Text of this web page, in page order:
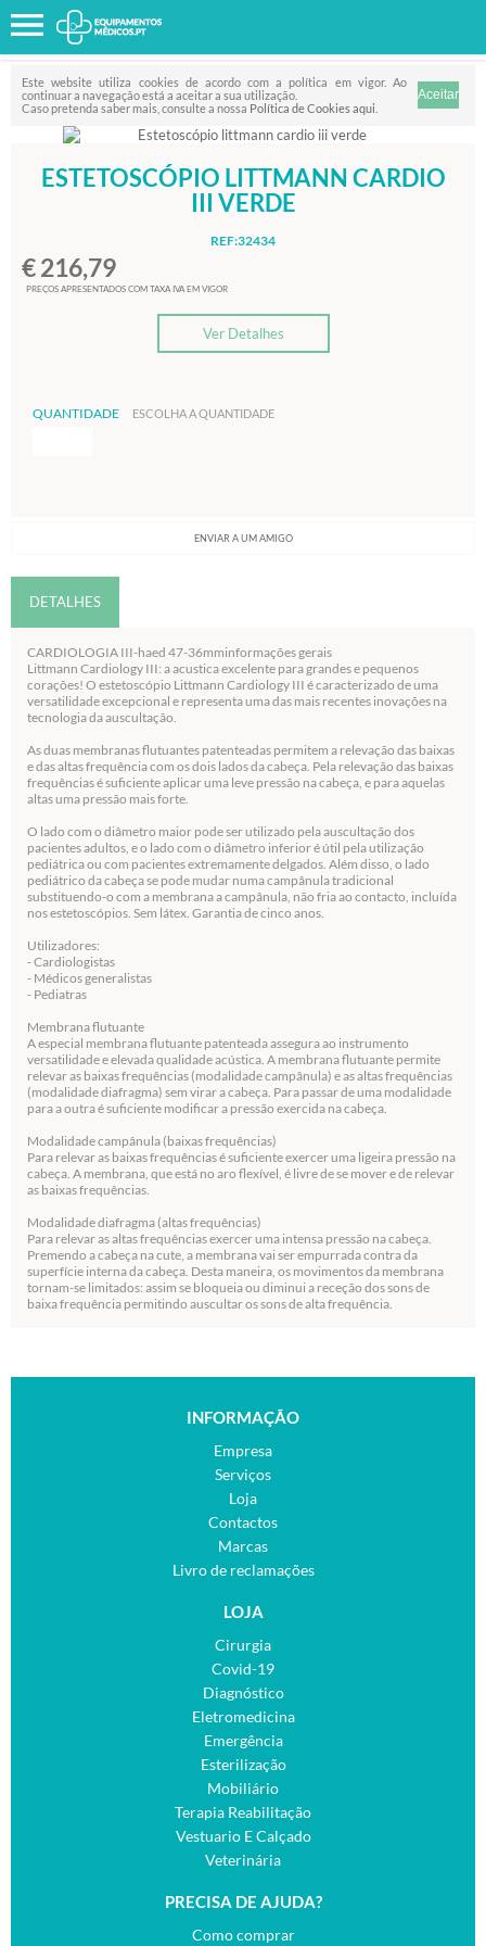
Este website utiliza cookies de acordo com a política em vigor. Ao
continuar a navegação está a aceitar a sua utilização.
Caso pretenda saber mais, consulte a nossa Política de Cookies aqui
ESTETOSCÓPIO LITTMANN CARDIO
III VERDE
REF:32434
€ 216,79
PREÇOS APRESENTADOS COM TAXA IVA EM VIGOR
Ver Detalhes
QUANTIDADE ESCOLHA A QUANTIDADE
ENVIAR A UM AMIGO
DETALHES
CARDIOLOGIA III-haed 47-36mminformações gerais
Littmann Cardiology III: a acustica excelente para grandes e pequenos
corações! O estetoscópio Littmann Cardiology III é caracterizado de uma
versatilidade excepcional e representa uma das mais recentes inovações na
tecnologia da auscultação.
As duas membranas flutuantes patenteadas permitem a relevação das baixas
e das altas frequência com os dois lados da cabeça. Pela relevação das baixas
frequências é suficiente aplicar uma leve pressão na cabeça, e para aquelas
altas uma pressão mais forte.
O lado com o diâmetro maior pode ser utilizado pela auscultação dos
pacientes adultos, e o lado com o diâmetro inferior é útil pela utilização
pediátrica ou com pacientes extremamente delgados. Além disso, o lado
pediátrico da cabeça se pode mudar numa campânula tradicional
substituendo-o com a membrana a campânula, não fria ao contacto, incluída
nos estetoscópios. Sem látex. Garantia de cinco anos.
Utilizadores:
- Cardiologistas
- Médicos generalistas
- Pediatras
Membrana flutuante
A especial membrana flutuante patenteada assegura ao instrumento
versatilidade e elevada qualidade acústica. A membrana flutuante permite
relevar as baixas frequências (modalidade campânula) e as altas frequências
(modalidade diafragma) sem virar a cabeça. Para passar de uma modalidade
para a outra é suficiente modificar a pressão exercida na cabeça.
Modalidade campânula (baixas frequências)
Para relevar as baixas frequências é suficiente exercer uma ligeira pressão na
cabeça. A membrana, que está no aro flexível, é livre de se mover e de relevar
as baixas frequências.
Modalidade diafragma (altas frequências)
Para relevar as altas frequências exercer uma intensa pressão na cabeça.
Premendo a cabeça na cute, a membrana vai ser empurrada contra da
superfície interna da cabeça. Desta maneira, os movimentos da membrana
tornam-se limitados: assim se bloqueia ou diminui a receção dos sons de
baixa frequência permitindo auscultar os sons de alta frequência.
INFORMAÇÃO
Empresa
Serviços
Loja
Contactos
Marcas
Livro de reclamações
LOJA
Cirurgia
Covid-19
Diagnóstico
Eletromedicina
Emergência
Esterilização
Mobiliário
Terapia Reabilitação
Vestuario E Calçado
Veterinária
PRECISA DE AJUDA?
Como comprar